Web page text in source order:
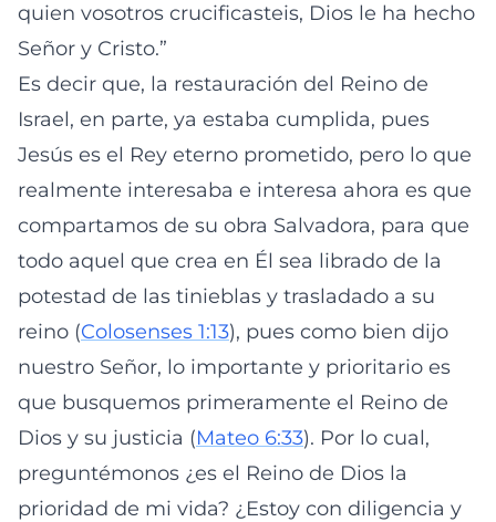
quien vosotros crucificasteis, Dios le ha hecho
Señor y Cristo.”
Es decir que, la restauración del Reino de
Israel, en parte, ya estaba cumplida, pues
Jesús es el Rey eterno prometido, pero lo que
realmente interesaba e interesa ahora es que
compartamos de su obra Salvadora, para que
todo aquel que crea en Él sea librado de la
potestad de las tinieblas y trasladado a su
reino (Colosenses 1:13), pues como bien dijo
nuestro Señor, lo importante y prioritario es
que busquemos primeramente el Reino de
Dios y su justicia (Mateo 6:33). Por lo cual,
preguntémonos ¿es el Reino de Dios la
prioridad de mi vida? ¿Estoy con diligencia y